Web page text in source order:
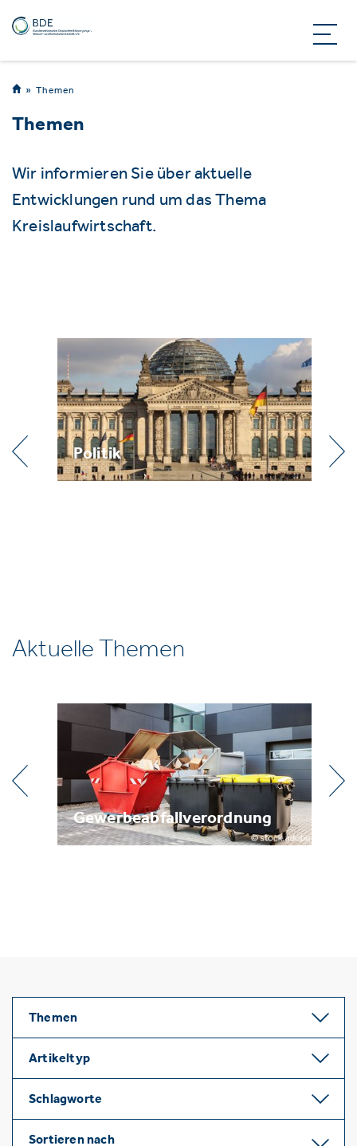
Themen
Themen
Wir informieren Sie über aktuelle
Entwicklungen rund um das Thema
Kreislaufwirtschaft.
Praxis
Aktuelle Themen
Metallrecycling
Themen
Artikeltyp
Schlagworte
Sortieren nach